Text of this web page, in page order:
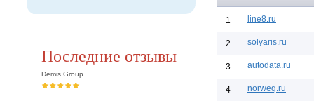
Последние отзывы
Demis Group
1 line8.ru
2 solyaris.ru
3 autodata.ru
4 norweq.ru